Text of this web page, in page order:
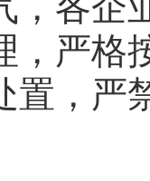
，严格
置，严